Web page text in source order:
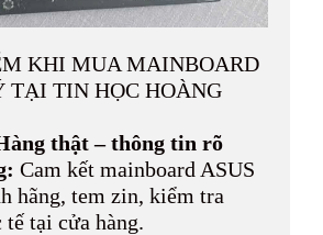
KHI MUA MAINBOARD
TẠI TIN HỌC HOÀNG
thật – thông tin rõ
Cam kết mainboard ASUS
hãng, tem zin, kiểm tra
tế tại cửa hàng.